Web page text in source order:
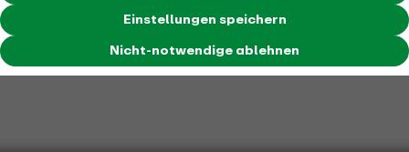
Einstellungen speichern
Nicht-notwendige ablehnen